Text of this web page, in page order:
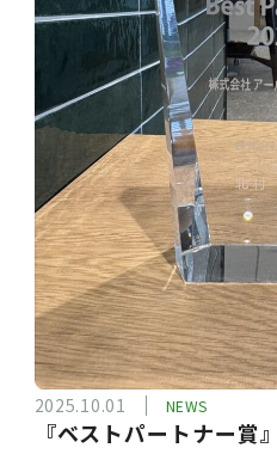
2025.10.01 NEWS
『ベストパートナー賞